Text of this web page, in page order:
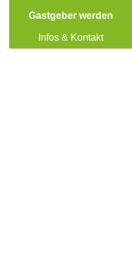
Gastgeber werden
Infos & Kontakt